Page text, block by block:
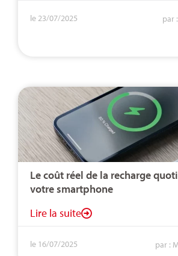
le 23/07/2025 par
Le coût réel de la recharge
votre smartphone
Lire la suite
le 16/07/2025 par :